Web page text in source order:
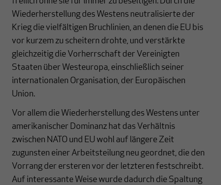
Wiederherstellung des Westens neutralisierte der
Krieg die vielfältigen Bruchlinien, an denen die EU bis
vor kurzem zu scheitern drohte, und verstärkte
gleichzeitig die Vorherrschaft der Vereinigten
Staaten über Westeuropa, einschließlich seiner
internationalen Organisation, der Europäischen
Union.
Vor allem die Wiederherstellung des Westens unter
amerikanischer Dominanz hat das Verhältnis
zwischen NATO und EU wohl auf längere Zeit
zugunsten einer Arbeitsteilung neu geordnet, die den
Vorrang der ersteren vor der letzteren festschreibt.
Auf interessante Weise wurde dadurch die Spaltung